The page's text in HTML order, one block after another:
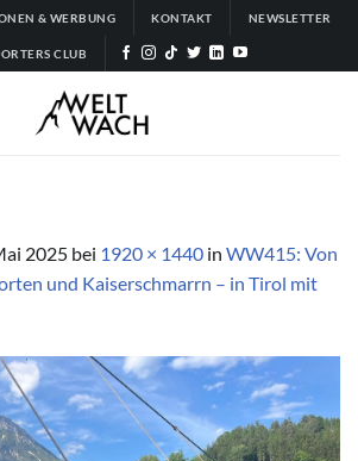
& WERBUNG KONTAKT NEWSLETTER
CLUB
2025 bei 1920 × 1440 in WW415: Von
und Kaiserschmarrn – in Tirol mit